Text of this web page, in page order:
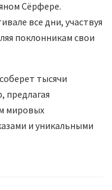
Сёрфере.
все дни, участвуя
поклонникам свои
тысячи
предлагая
мировых
и уникальными